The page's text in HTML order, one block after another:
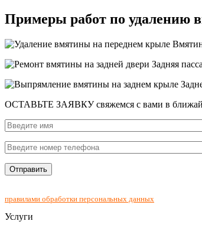
Примеры работ по удалению
Задняя
ОСТАВЬТЕ ЗАЯВКУсвяжемся с вами в
правилами обработки персональных данных
Услуги